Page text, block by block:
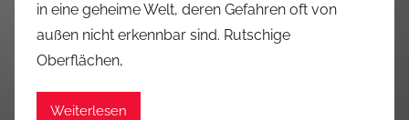
in eine geheime Welt, deren Gefahren oft von
außen nicht erkennbar sind. Rutschige
Oberflächen,
Weiterlesen